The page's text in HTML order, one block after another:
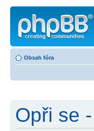
Obsah fóra
Opři se